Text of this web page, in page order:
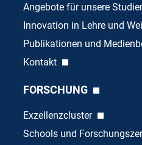
Angebote für unsere
Innovation in Lehre und
Publikationen und
Kontakt
FORSCHUNG
Exzellenzcluster
Schools und